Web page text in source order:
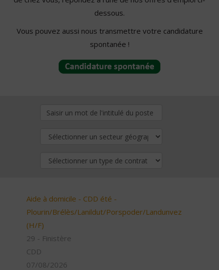
dessous.
Vous pouvez aussi nous transmettre votre candidature
spontanée !
Aide à domicile - CDD été -
Plourin/Brélès/Lanildut/Porspoder/Landunvez
(H/F)
29 - Finistère
CDD
07/08/2026